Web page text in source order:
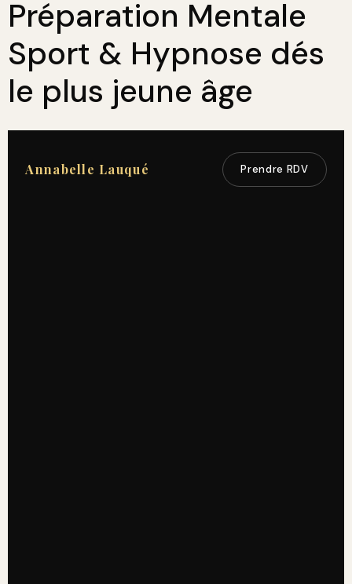
Préparation Mentale
Sport & Hypnose dés
le plus jeune âge
Annabelle Lauqué Prendre RDV